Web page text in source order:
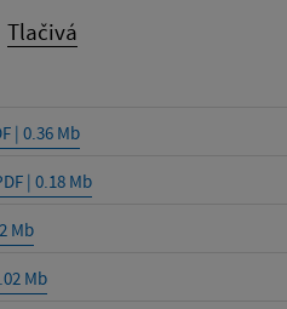
Tlačivá
| 0.36 Mb
| 0.18 Mb
Mb
Mb